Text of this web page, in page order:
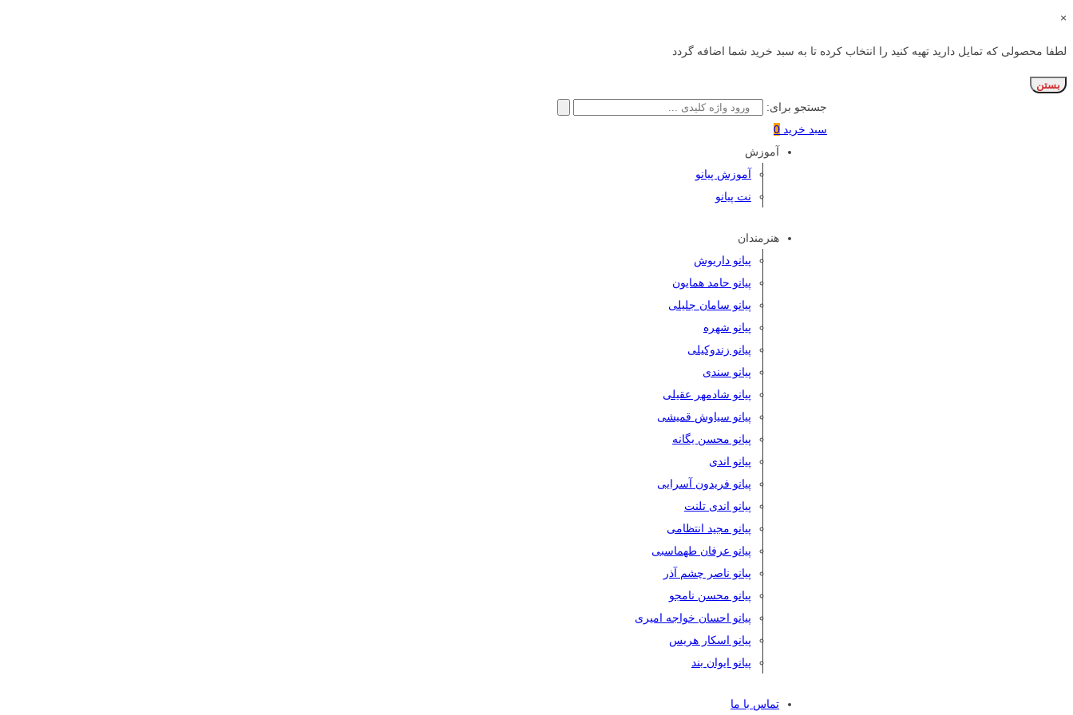
×
لطفا محصولی که تمایل دارید تهیه کنید را انتخاب کرده تا به سبد خرید شما اضافه گردد
بستن
جستجو برای:
سبد خرید 0
آموزش
آموزش پیانو
نت پیانو
هنرمندان
پیانو داریوش
پیانو حامد همایون
پیانو سامان جلیلی
پیانو شهره
پیانو زندوکیلی
پیانو سندی
پیانو شادمهر عقیلی
پیانو سیاوش قمیشی
پیانو محسن یگانه
پیانو اندی
پیانو فریدون آسرایی
پیانو اندی تلنت
پیانو مجید انتظامی
پیانو عرفان طهماسبی
پیانو ناصر چشم آذر
پیانو محسن نامجو
پیانو احسان خواجه امیری
پیانو اسکار هریس
پیانو ایوان بند
تماس با ما